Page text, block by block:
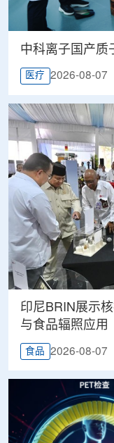
中科离子国产质
医疗 2026-08-07
印尼BRIN展示
与食品辐照应用
食品 2026-08-07